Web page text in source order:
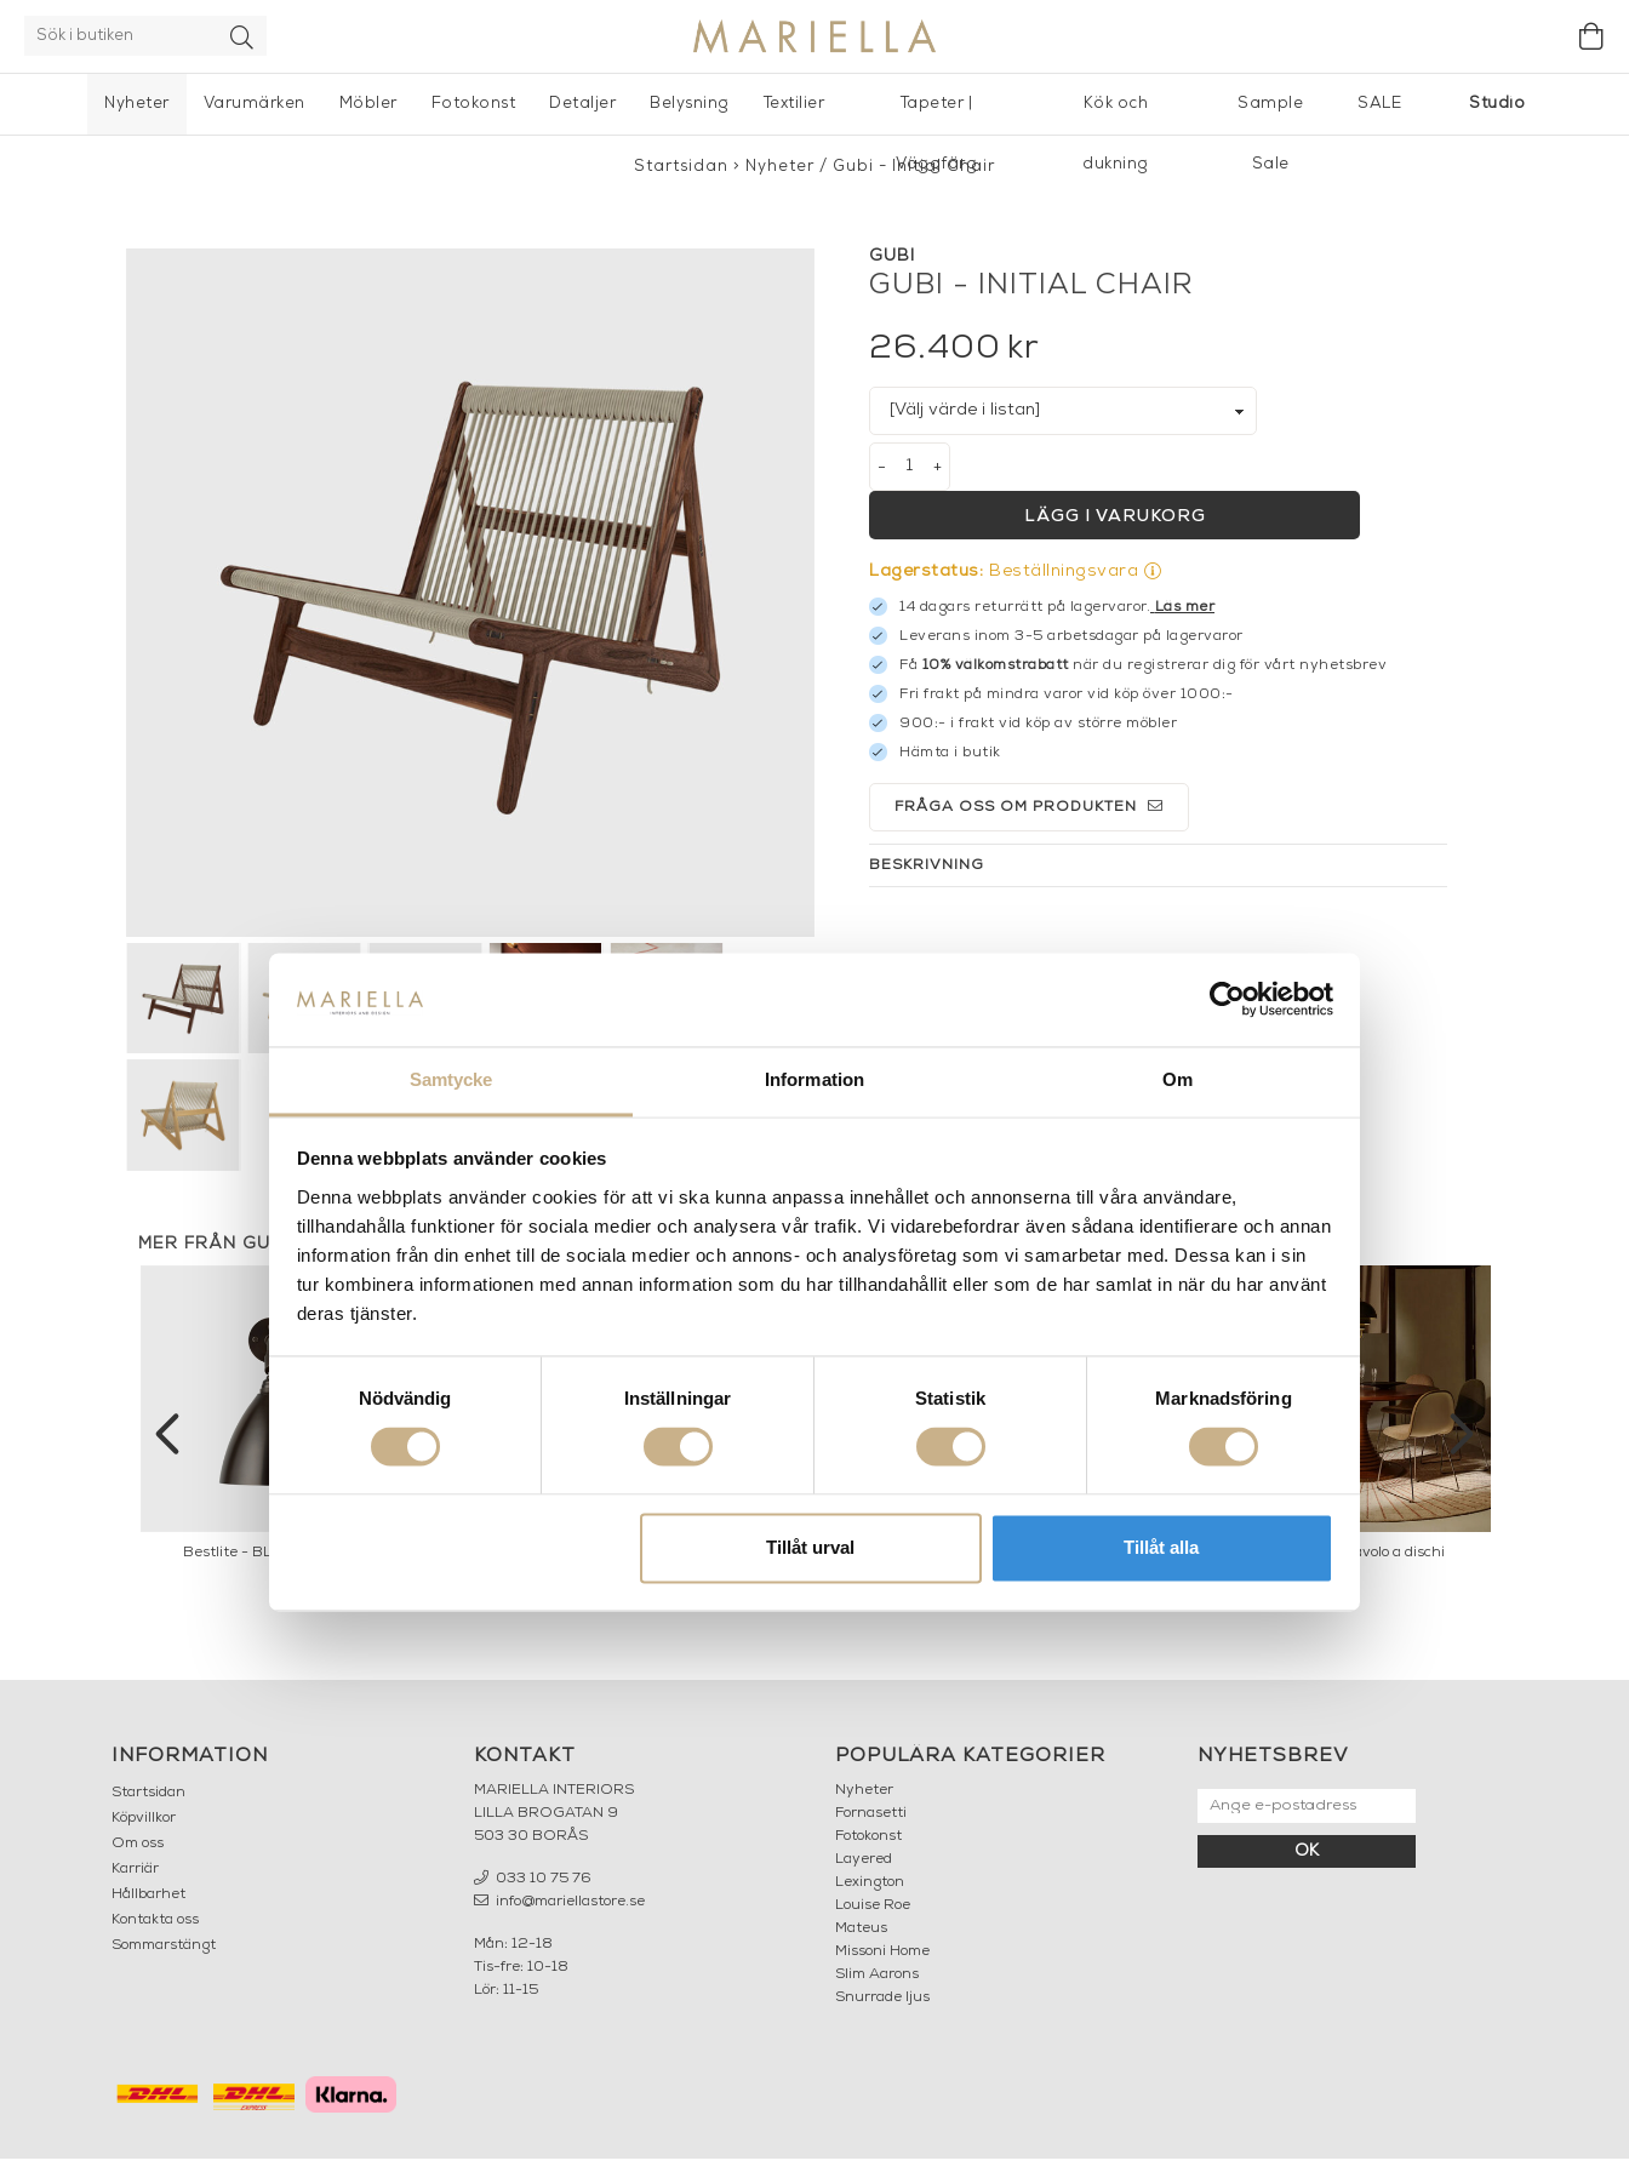
Samtycke Information Om
Denna webbplats använder cookies
Denna webbplats använder cookies för att vi ska kunna anpassa innehållet och annonserna till våra användare,
tillhandahålla funktioner för sociala medier och analysera vår trafik. Vi vidarebefordrar även sådana identifierare och annan
information från din enhet till de sociala medier och annons- och analysföretag som vi samarbetar med. Dessa kan i sin
tur kombinera informationen med annan information som du har tillhandahållit eller som de har samlat in när du har använt
deras tjänster.
Samtyckesval
Nödvändig
Inställningar Statistik Marknadsföring
Tillåt urval Tillåt alla
Nyheter Studio
Varumärken Möbler Fotokonst Detaljer Belysning Textilier Tapeter |
Väggfärg
Kök och
dukning
Sample
Sale
SALE
Startsidan > Nyheter / Gubi - Initial Chair
GUBI
GUBI - INITIAL CHAIR
26.400 kr
+
-
LÄGG I VARUKORG
Lagerstatus: Beställningsvara
14 dagars returrätt på lagervaror. Läs mer
Leverans inom 3-5 arbetsdagar på lagervaror
Få 10% välkomstrabattnär du registrerar dig för vårt nyhetsbrev
Fri frakt på mindra varor vid köp över 1000:-
900:- i frakt vid köp av större möbler
Hämta i butik
FRÅGA OSS OM PRODUKTEN
BESKRIVNING
MER FRÅN GUBI
Bestlite - BL7 Black Brass Rund väggspegel - IOI Wall Mirror Byrå - 62 Dresser 6 Drawers Matbord - Tavolo a dischi
INFORMATION
Startsidan
Köpvillkor
Om oss
Karriär
Hållbarhet
Kontakta oss
Sommarstängt
KONTAKT
MARIELLA INTERIORS
LILLA BROGATAN 9
503 30 BORÅS
033 10 75 76
info@mariellastore.se
Mån: 12-18
Tis-fre: 10-18
Lör: 11-15
POPULÄRA KATEGORIER
Nyheter
Fornasetti
Fotokonst
Layered
Lexington
Louise Roe
Mateus
Missoni Home
Slim Aarons
Snurrade ljus
NYHETSBREV
OK